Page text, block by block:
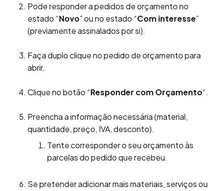
Pode responder a pedidos de orçamento no
estado “Novo” ou no estado “Com interesse”
(previamente assinalados por si).
Faça duplo clique no pedido de orçamento para
abrir.
Clique no botão “Responder com Orçamento“.
Preencha a informação necessária (material,
quantidade, preço, IVA, desconto).
Tente corresponder o seu orçamento às
parcelas do pedido que recebeu.
Se pretender adicionar mais materiais, serviços ou